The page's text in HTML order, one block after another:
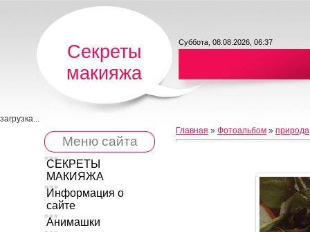
Секреты
макияжа
Суббота, 08.08.2026, 06:37
загрузка...
Меню сайта
СЕКРЕТЫ
МАКИЯЖА
Информация о
сайте
Анимашки
Главная » Фотоальбом » природа